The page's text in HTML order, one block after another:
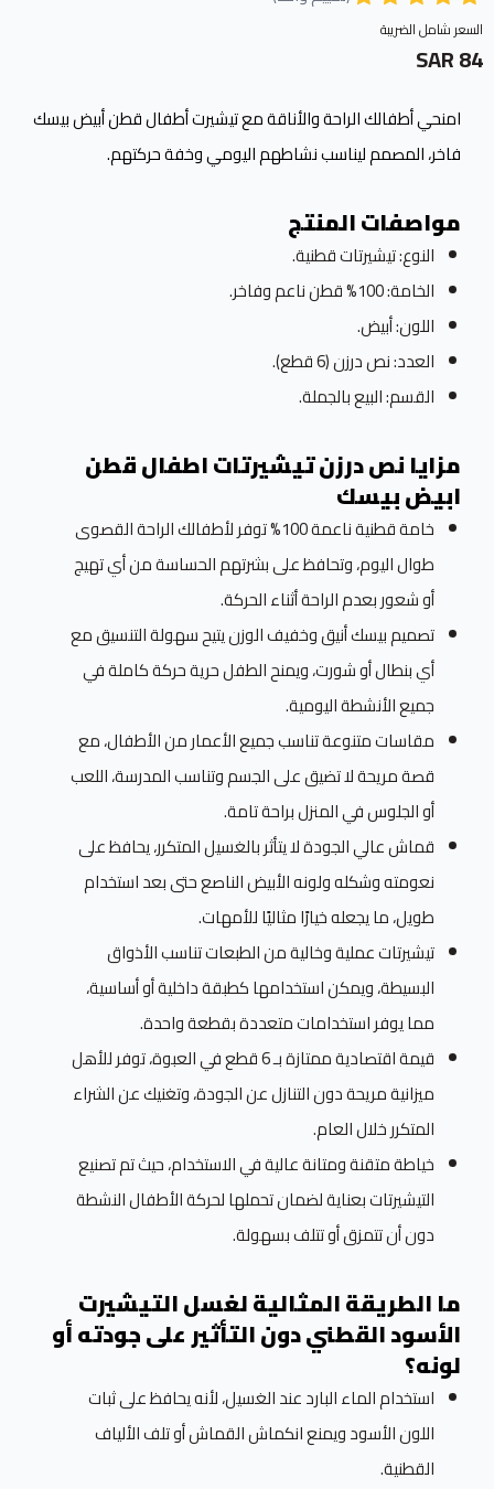
السعر شامل الضريبة
84 SAR
امنحي أطفالك الراحة والأناقة مع تيشيرت أطفال قطن أبيض بيسك
فاخر، المصمم ليناسب نشاطهم اليومي وخفة حركتهم.
مواصفات المنتج
النوع: تيشيرتات قطنية.
الخامة: 100% قطن ناعم وفاخر.
اللون: أبيض.
العدد: نص درزن (6 قطع).
القسم: البيع بالجملة.
مزايا نص درزن تيشيرتات اطفال قطن
ابيض بيسك
خامة قطنية ناعمة 100% توفر لأطفالك الراحة القصوى
طوال اليوم، وتحافظ على بشرتهم الحساسة من أي تهيج
أو شعور بعدم الراحة أثناء الحركة.
تصميم بيسك أنيق وخفيف الوزن يتيح سهولة التنسيق مع
أي بنطال أو شورت، ويمنح الطفل حرية حركة كاملة في
جميع الأنشطة اليومية.
مقاسات متنوعة تناسب جميع الأعمار من الأطفال، مع
قصة مريحة لا تضيق على الجسم وتناسب المدرسة، اللعب
أو الجلوس في المنزل براحة تامة.
قماش عالي الجودة لا يتأثر بالغسيل المتكرر، يحافظ على
نعومته وشكله ولونه الأبيض الناصع حتى بعد استخدام
طويل، ما يجعله خيارًا مثاليًا للأمهات.
تيشيرتات عملية وخالية من الطبعات تناسب الأذواق
البسيطة، ويمكن استخدامها كطبقة داخلية أو أساسية،
مما يوفر استخدامات متعددة بقطعة واحدة.
قيمة اقتصادية ممتازة بـ 6 قطع في العبوة، توفر للأهل
ميزانية مريحة دون التنازل عن الجودة، وتغنيك عن الشراء
المتكرر خلال العام.
خياطة متقنة ومتانة عالية في الاستخدام، حيث تم تصنيع
التيشيرتات بعناية لضمان تحملها لحركة الأطفال النشطة
دون أن تتمزق أو تتلف بسهولة.
ما الطريقة المثالية لغسل التيشيرت
الأسود القطني دون التأثير على جودته أو
لونه؟
استخدام الماء البارد عند الغسيل، لأنه يحافظ على ثبات
اللون الأسود ويمنع انكماش القماش أو تلف الألياف
القطنية.